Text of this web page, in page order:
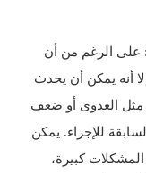
: على الرغم من أن
أنه يمكن أن يحدث
العدوى أو ضعف
للإجراء. يمكن
كبيرة،